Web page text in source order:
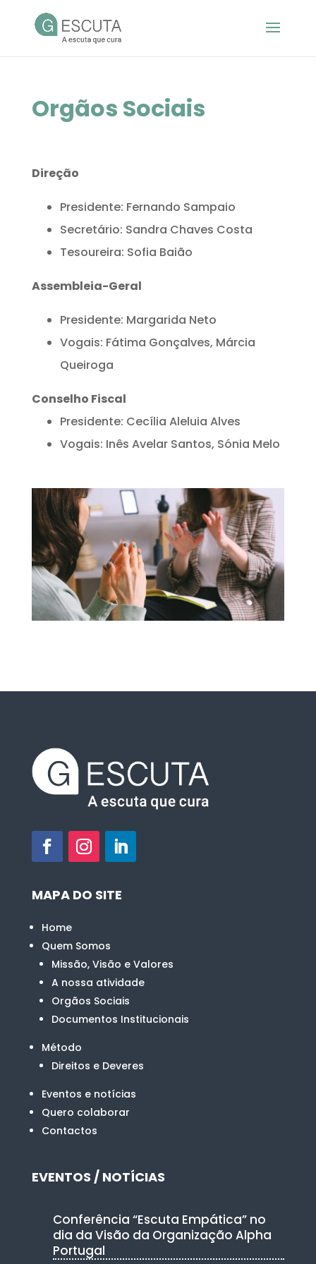
Orgãos Sociais
Direção
Presidente: Fernando Sampaio
Secretário: Sandra Chaves Costa
Tesoureira: Sofia Baião
Assembleia-Geral
Presidente: Margarida Neto
Vogais: Fátima Gonçalves, Márcia
Queiroga
Conselho Fiscal
Presidente: Cecília Aleluia Alves
Vogais: Inês Avelar Santos, Sónia Melo
MAPA DO SITE
Home
Quem Somos
Missão, Visão e Valores
A nossa atividade
Orgãos Sociais
Documentos Institucionais
Método
Direitos e Deveres
Eventos e notícias
Quero colaborar
Contactos
EVENTOS / NOTÍCIAS
Conferência “Escuta Empática” no
dia da Visão da Organização Alpha
Portugal